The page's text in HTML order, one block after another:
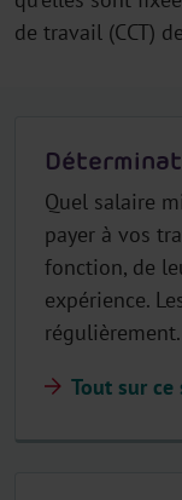
de travail (CCT)
Quel salaire
payer à vos
fonction, de
expérience.
régulièrement.
Tout sur ce